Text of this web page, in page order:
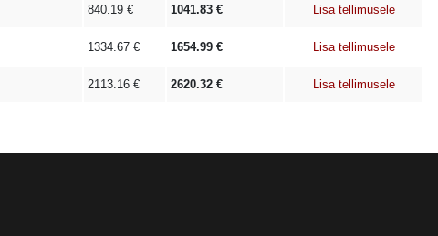
840.19 € 1041.83 € Lisa tellimusele
1334.67 € 1654.99 € Lisa tellimusele
2113.16 € 2620.32 € Lisa tellimusele